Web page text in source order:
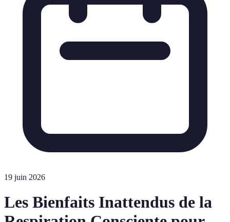
19 juin 2026
Les Bienfaits Inattendus de la